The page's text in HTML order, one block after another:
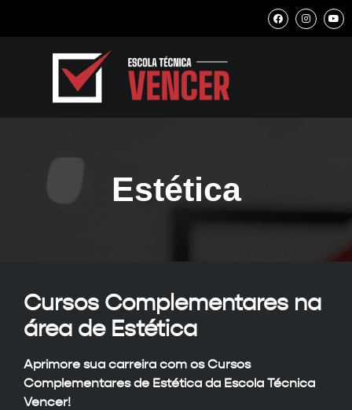
Estética
Cursos Complementares na
área de Estética
Aprimore sua carreira com os Cursos
Complementares de Estética da Escola Técnica
Vencer!